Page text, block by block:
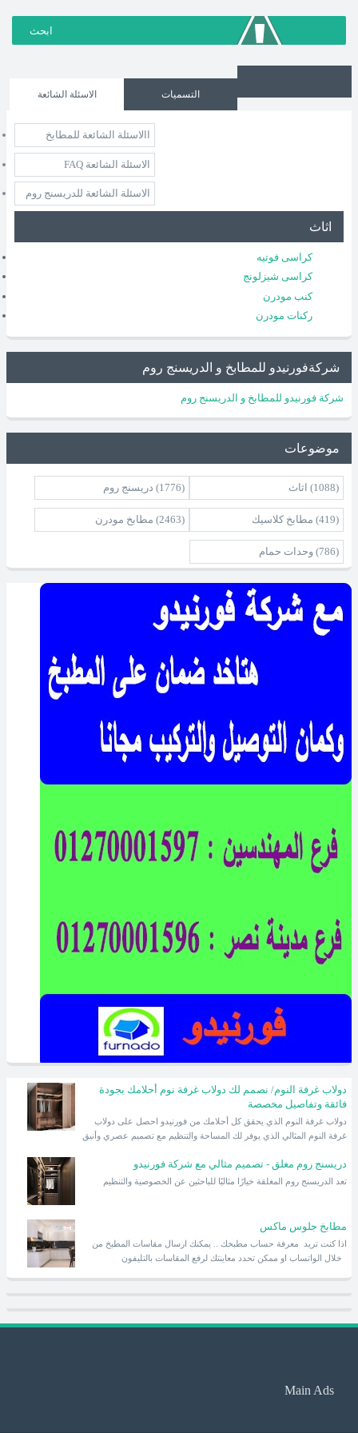
الاسئلة الشائعة التسميات
االاسئلة الشائعة للمطابخ
الاسئلة الشائعة FAQ
الاسئلة الشائعة للدريسنج روم
اثاث
كراسى فوتيه
كراسى شيزلونج
كنب مودرن
ركنات مودرن
شركةفورنيدو للمطابخ و الدريسنج روم
شركة فورنيدو للمطابخ و الدريسنج روم
موضوعات
اثاث (1088) دريسنج روم (1776)
مطابخ كلاسيك (419) مطابخ مودرن (2463)
وحدات حمام (786)
دولاب غرفة النوم/ نصمم لك دولاب غرفة نوم أحلامك بجودة
فائقة وتفاصيل مخصصة
غرفة النوم المثالي الذي يوفر لك المساحة والتنظيم مع تصميم عصري وأنيق
دريسنج روم مغلق - تصميم مثالي مع شركة فورنيدو
تعد الدريسنج روم المغلقة خيارًا مثاليًا للباحثين عن الخصوصية والتنظيم
مطابخ جلوس ماكس
اذا كنت تريد معرفة حساب مطبخك .. يمكنك ارسال مقاسات المطبخ من
Main Ads